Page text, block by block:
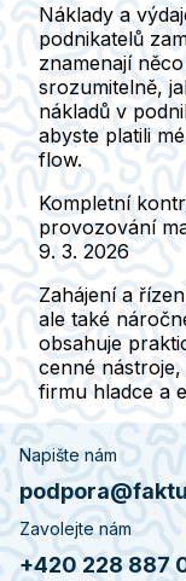
Náklady a
podnikatelů
znamenají
srozumitelně,
nákladů v
abyste platili
flow.
Kompletní
provozování
9. 3. 2026
Zahájení a
ale také
obsahuje
cenné
firmu hladce a
Napište nám
Zavolejte nám
+420 228 887